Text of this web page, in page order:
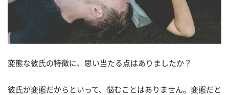
変態な彼氏の特徴に、思い当たる点はありましたか？
彼氏が変態だからといって、悩むことはありません。変態だと